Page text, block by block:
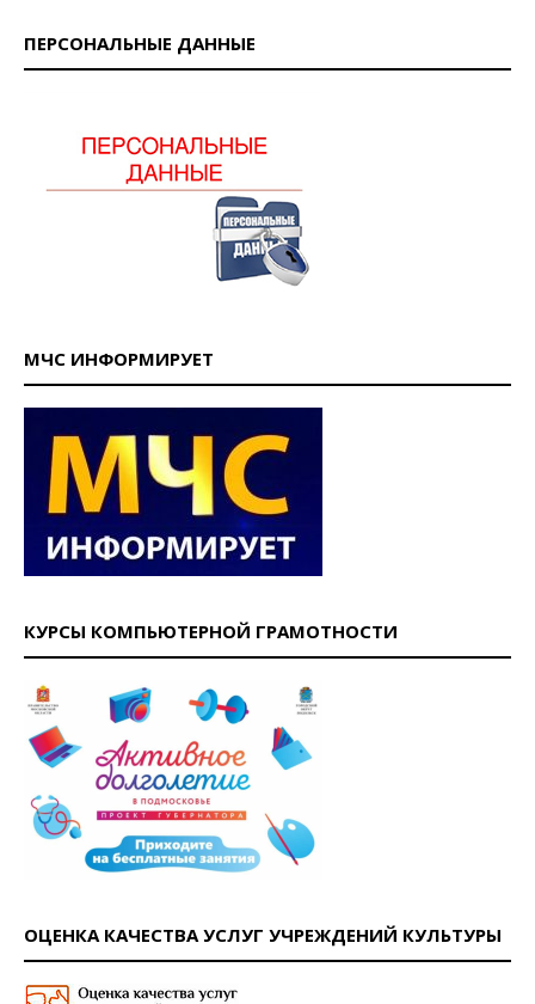
ПЕРСОНАЛЬНЫЕ ДАННЫЕ
МЧС ИНФОРМИРУЕТ
КУРСЫ КОМПЬЮТЕРНОЙ ГРАМОТНОСТИ
ОЦЕНКА КАЧЕСТВА УСЛУГ УЧРЕЖДЕНИЙ КУЛЬТУРЫ